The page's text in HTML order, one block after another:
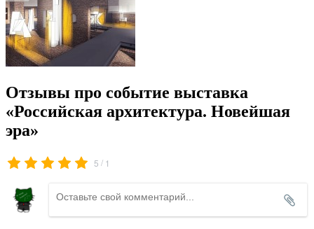
Отзывы про событие выставка
«Российская архитектура. Новейшая
эра»
5 / 1